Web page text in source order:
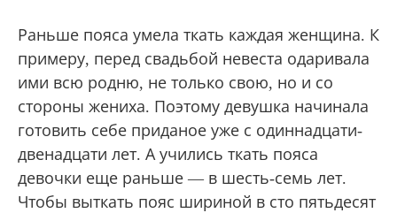
Раньше пояса умела ткать каждая женщина. К
примеру, перед свадьбой невеста одаривала
ими всю родню, не только свою, но и со
стороны жениха. Поэтому девушка начинала
готовить себе приданое уже с одиннадцати-
двенадцати лет. А учились ткать пояса
девочки еще раньше — в шесть-семь лет.
Чтобы выткать пояс шириной в сто пятьдесят